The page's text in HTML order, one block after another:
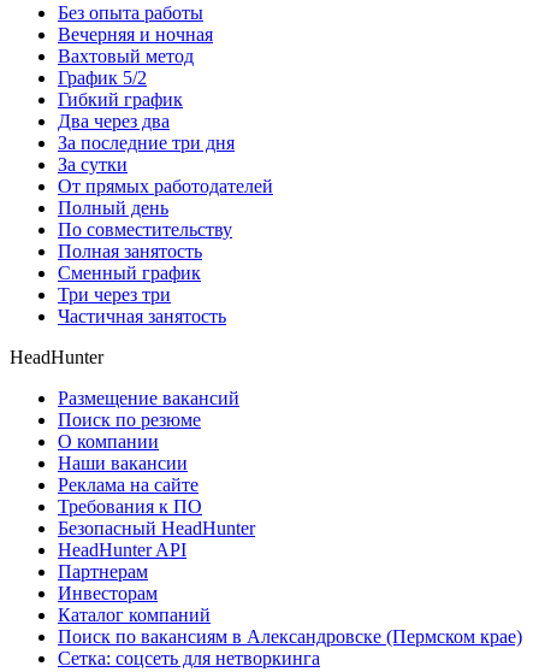
Без опыта работы
Вечерняя и ночная
Вахтовый метод
График 5/2
Гибкий график
Два через два
За последние три дня
За сутки
От прямых работодателей
Полный день
По совместительству
Полная занятость
Сменный график
Три через три
Частичная занятость
HeadHunter
Размещение вакансий
Поиск по резюме
О компании
Наши вакансии
Реклама на сайте
Требования к ПО
Безопасный HeadHunter
HeadHunter API
Партнерам
Инвесторам
Каталог компаний
Поиск по вакансиям в Александровске (Пермском крае)
Сетка: соцсеть для нетворкинга